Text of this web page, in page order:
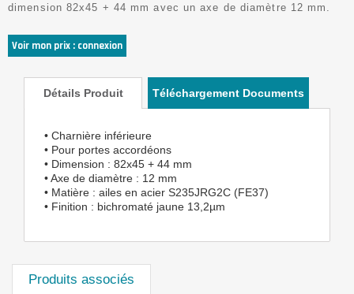
dimension 82x45 + 44 mm avec un axe de diamètre 12 mm.
Voir mon prix : connexion
Détails Produit Téléchargement Documents
• Charnière inférieure
• Pour portes accordéons
• Dimension : 82x45 + 44 mm
• Axe de diamètre : 12 mm
• Matière : ailes en acier S235JRG2C (FE37)
• Finition : bichromaté jaune 13,2µm
Produits associés